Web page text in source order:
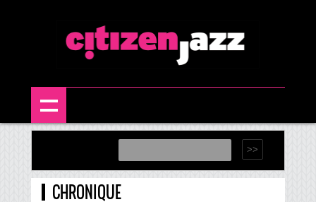
CHRONIQUE